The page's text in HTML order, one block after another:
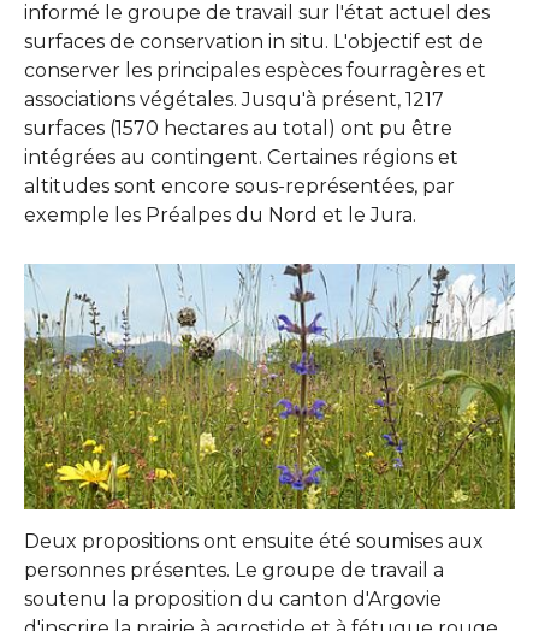
informé le groupe de travail sur l'état actuel des
surfaces de conservation in situ. L'objectif est de
conserver les principales espèces fourragères et
associations végétales. Jusqu'à présent, 1217
surfaces (1570 hectares au total) ont pu être
intégrées au contingent. Certaines régions et
altitudes sont encore sous-représentées, par
exemple les Préalpes du Nord et le Jura.
Deux propositions ont ensuite été soumises aux
personnes présentes. Le groupe de travail a
soutenu la proposition du canton d'Argovie